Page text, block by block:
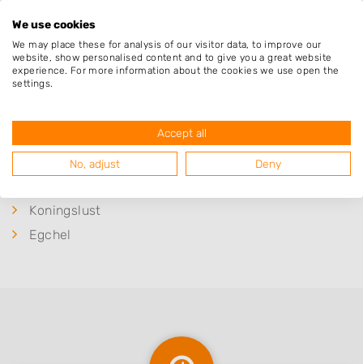
Reuver
Kessel
Maasbree
Helden
Koningslust
Egchel
We use cookies
We may place these for analysis of our visitor data, to improve our
website, show personalised content and to give you a great website
experience. For more information about the cookies we use open the
settings.
Accept all
No, adjust Deny